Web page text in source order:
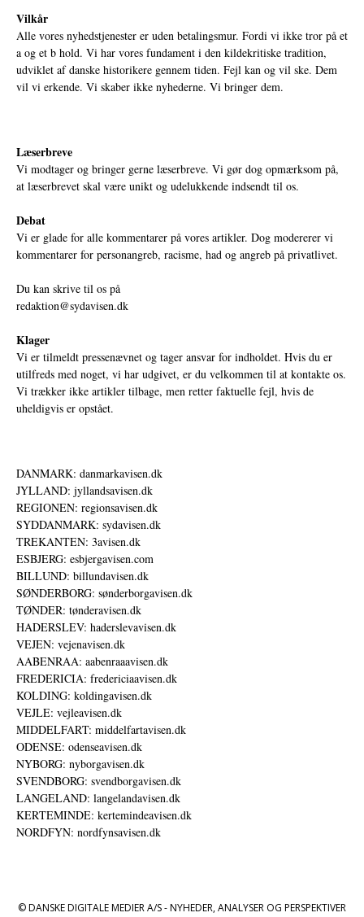
Vilkår
Alle vores nyhedstjenester er uden betalingsmur. Fordi vi ikke tror på et
a og et b hold. Vi har vores fundament i den kildekritiske tradition,
udviklet af danske historikere gennem tiden. Fejl kan og vil ske. Dem
vil vi erkende. Vi skaber ikke nyhederne. Vi bringer dem.
Læserbreve
Vi modtager og bringer gerne læserbreve. Vi gør dog opmærksom på,
at læserbrevet skal være unikt og udelukkende indsendt til os.
Debat
Vi er glade for alle kommentarer på vores artikler. Dog modererer vi
kommentarer for personangreb, racisme, had og angreb på privatlivet.
Du kan skrive til os på
redaktion@sydavisen.dk
Klager
Vi er tilmeldt pressenævnet og tager ansvar for indholdet. Hvis du er
utilfreds med noget, vi har udgivet, er du velkommen til at kontakte os.
Vi trækker ikke artikler tilbage, men retter faktuelle fejl, hvis de
uheldigvis er opstået.
DANMARK: danmarkavisen.dk
JYLLAND: jyllandsavisen.dk
REGIONEN: regionsavisen.dk
SYDDANMARK: sydavisen.dk
TREKANTEN: 3avisen.dk
ESBJERG: esbjergavisen.com
BILLUND: billundavisen.dk
SØNDERBORG: sønderborgavisen.dk
TØNDER: tønderavisen.dk
HADERSLEV: haderslevavisen.dk
VEJEN: vejenavisen.dk
AABENRAA: aabenraaavisen.dk
FREDERICIA: fredericiaavisen.dk
KOLDING: koldingavisen.dk
VEJLE: vejleavisen.dk
MIDDELFART: middelfartavisen.dk
ODENSE: odenseavisen.dk
NYBORG: nyborgavisen.dk
SVENDBORG: svendborgavisen.dk
LANGELAND: langelandavisen.dk
KERTEMINDE: kertemindeavisen.dk
NORDFYN: nordfynsavisen.dk
© DANSKE DIGITALE MEDIER A/S - NYHEDER, ANALYSER OG PERSPEKTIVER